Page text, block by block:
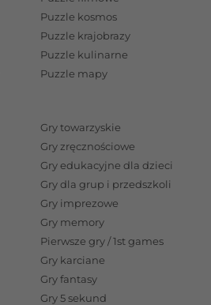
Puzzle kosmos
Puzzle krajobrazy
Puzzle kulinarne
Puzzle mapy
Gry towarzyskie
Gry zręcznościowe
Gry edukacyjne dla dzieci
Gry dla grup i przedszkoli
Gry imprezowe
Gry memory
Pierwsze gry / 1st games
Gry karciane
Gry fantasy
Gry 5 sekund